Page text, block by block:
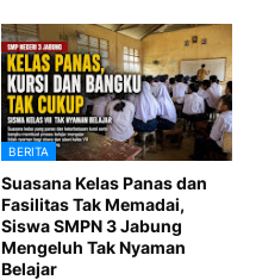
BERITA
Suasana Kelas Panas dan
Fasilitas Tak Memadai,
Siswa SMPN 3 Jabung
Mengeluh Tak Nyaman
Belajar